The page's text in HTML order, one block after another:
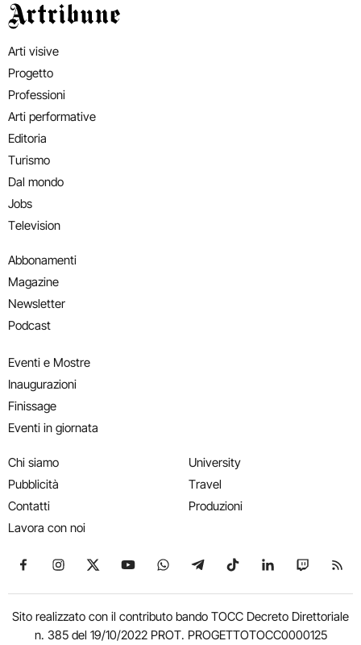
Artribune
Arti visive
Progetto
Professioni
Arti performative
Editoria
Turismo
Dal mondo
Jobs
Television
Abbonamenti
Magazine
Newsletter
Podcast
Eventi e Mostre
Inaugurazioni
Finissage
Eventi in giornata
Chi siamo
Pubblicità
Contatti
Lavora con noi
University
Travel
Produzioni
Seguici su Facebook
Seguici su Instagram
Seguici su X
Seguici su YouTube
Seguici su WhatsApp
Seguici su Telegram
Seguici su TikTok
Seguici su
Seguici
Sito realizzato con il contributo bando TOCC Decreto Direttoriale
n. 385 del 19/10/2022 PROT. PROGETTOTOCC0000125